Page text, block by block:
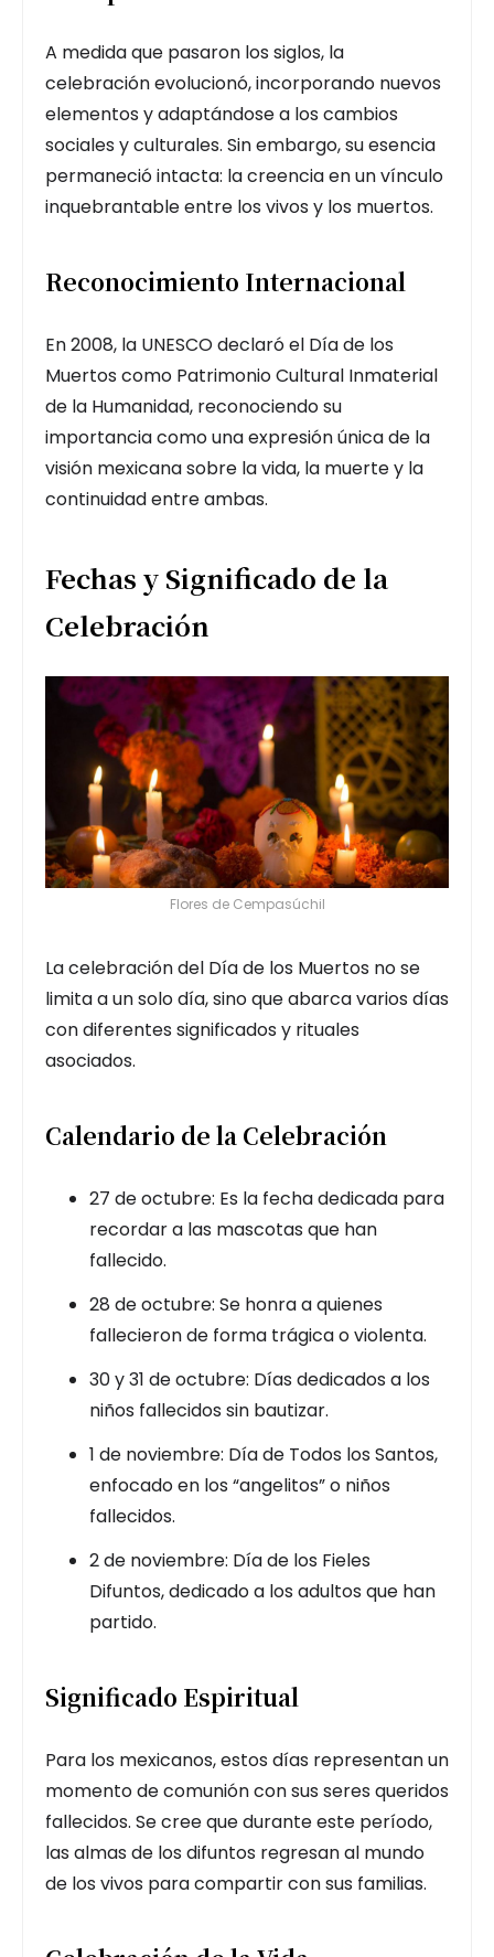
A medida que pasaron los siglos, la
celebración evolucionó, incorporando nuevos
elementos y adaptándose a los cambios
sociales y culturales. Sin embargo, su esencia
permaneció intacta: la creencia en un vínculo
inquebrantable entre los vivos y los muertos.
Reconocimiento Internacional
En 2008, la UNESCO declaró el Día de los
Muertos como Patrimonio Cultural Inmaterial
de la Humanidad, reconociendo su
importancia como una expresión única de la
visión mexicana sobre la vida, la muerte y la
continuidad entre ambas.
Fechas y Significado de la
Celebración
Flores de Cempasúchil
La celebración del Día de los Muertos no se
limita a un solo día, sino que abarca varios días
con diferentes significados y rituales
asociados.
Calendario de la Celebración
27 de octubre: Es la fecha dedicada para
recordar a las mascotas que han
fallecido.
28 de octubre: Se honra a quienes
fallecieron de forma trágica o violenta.
30 y 31 de octubre: Días dedicados a los
niños fallecidos sin bautizar.
1 de noviembre: Día de Todos los Santos,
enfocado en los “angelitos” o niños
fallecidos.
2 de noviembre: Día de los Fieles
Difuntos, dedicado a los adultos que han
partido.
Significado Espiritual
Para los mexicanos, estos días representan un
momento de comunión con sus seres queridos
fallecidos. Se cree que durante este período,
las almas de los difuntos regresan al mundo
de los vivos para compartir con sus familias.